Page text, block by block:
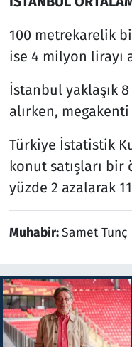
100 metrekarelik
ise 4 milyon lirayı
İstanbul yaklaşık
alırken,
Türkiye İstatistik
konut satışları bir
yüzde 2 azalarak
Muhabir:Samet Tunç